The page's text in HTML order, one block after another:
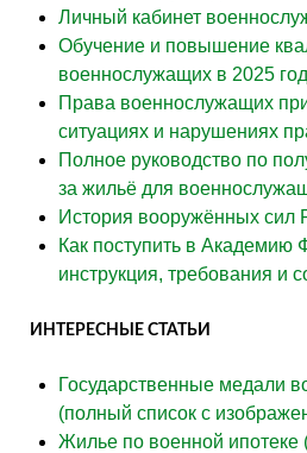
Личный кабинет
Обучение и повышение
военнослужащих в 2025
Права военнослужащих
ситуациях и нарушениях
Полное руководство по
за жильё для
История вооружённых сил
Как поступить в
инструкция, требования и
ИНТЕРЕСНЫЕ СТАТЬИ
Государственные медали
(полный список с
Жилье по военной ипотеке